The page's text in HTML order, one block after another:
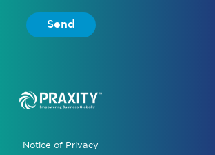
Send
Notice of Privacy